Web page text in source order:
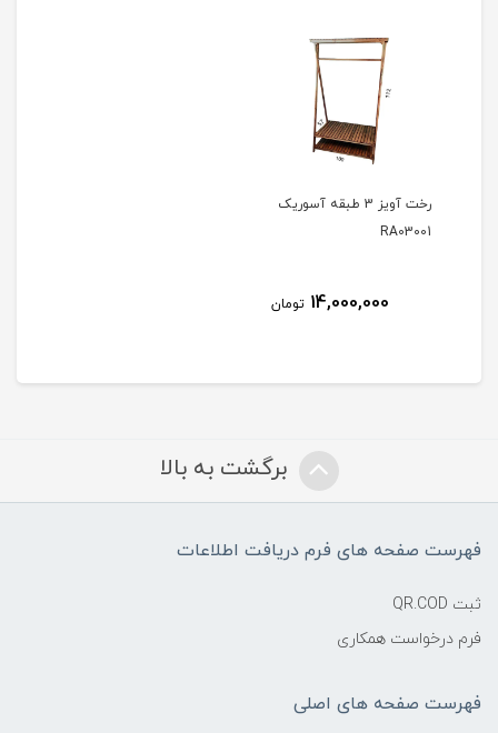
رخت آویز 3 طبقه آسوریک
RA03001
14,000,000 تومان
برگشت به بالا
فهرست صفحه های فرم دریافت اطلاعات
ثبت QR.COD
فرم درخواست همکاری
فهرست صفحه های اصلی